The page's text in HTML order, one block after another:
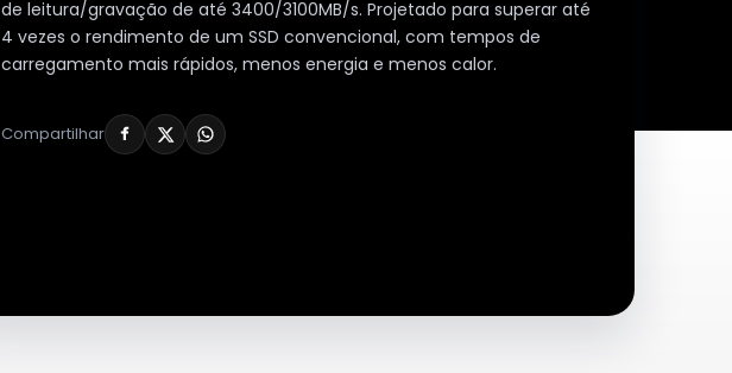
de leitura/gravação de até 3400/3100MB/s. Projetado para superar até
4 vezes o rendimento de um SSD convencional, com tempos de
carregamento mais rápidos, menos energia e menos calor.
Compartilhar